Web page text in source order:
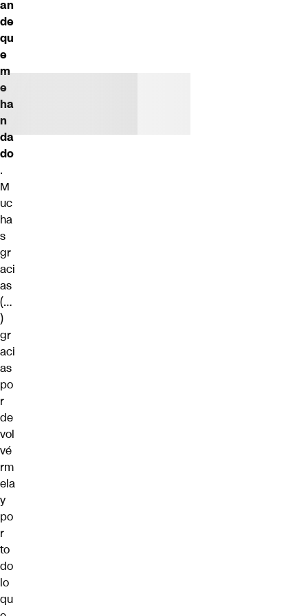
an
de
qu
e
m
e
ha
n
da
do
.
M
uc
ha
s
gr
aci
as
(…
)
gr
aci
as
po
r
de
vol
vé
rm
ela
y
po
r
to
do
lo
qu